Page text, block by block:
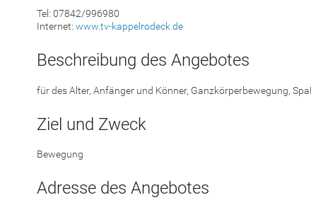
Tel: 07842/996980
Internet: www.tv-kappelrodeck.de
Beschreibung des Angebotes
für des Alter, Anfänger und Könner, Ganzkörperbewegung,
Ziel und Zweck
Bewegung
Adresse des Angebotes